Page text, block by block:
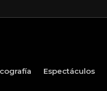
Espectáculos